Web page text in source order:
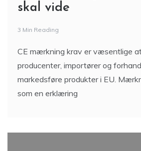
skal vide
3 Min Reading
CE mærkning krav er væsentlige
producenter, importører og
markedsføre produkter i EU.
som en erklæring